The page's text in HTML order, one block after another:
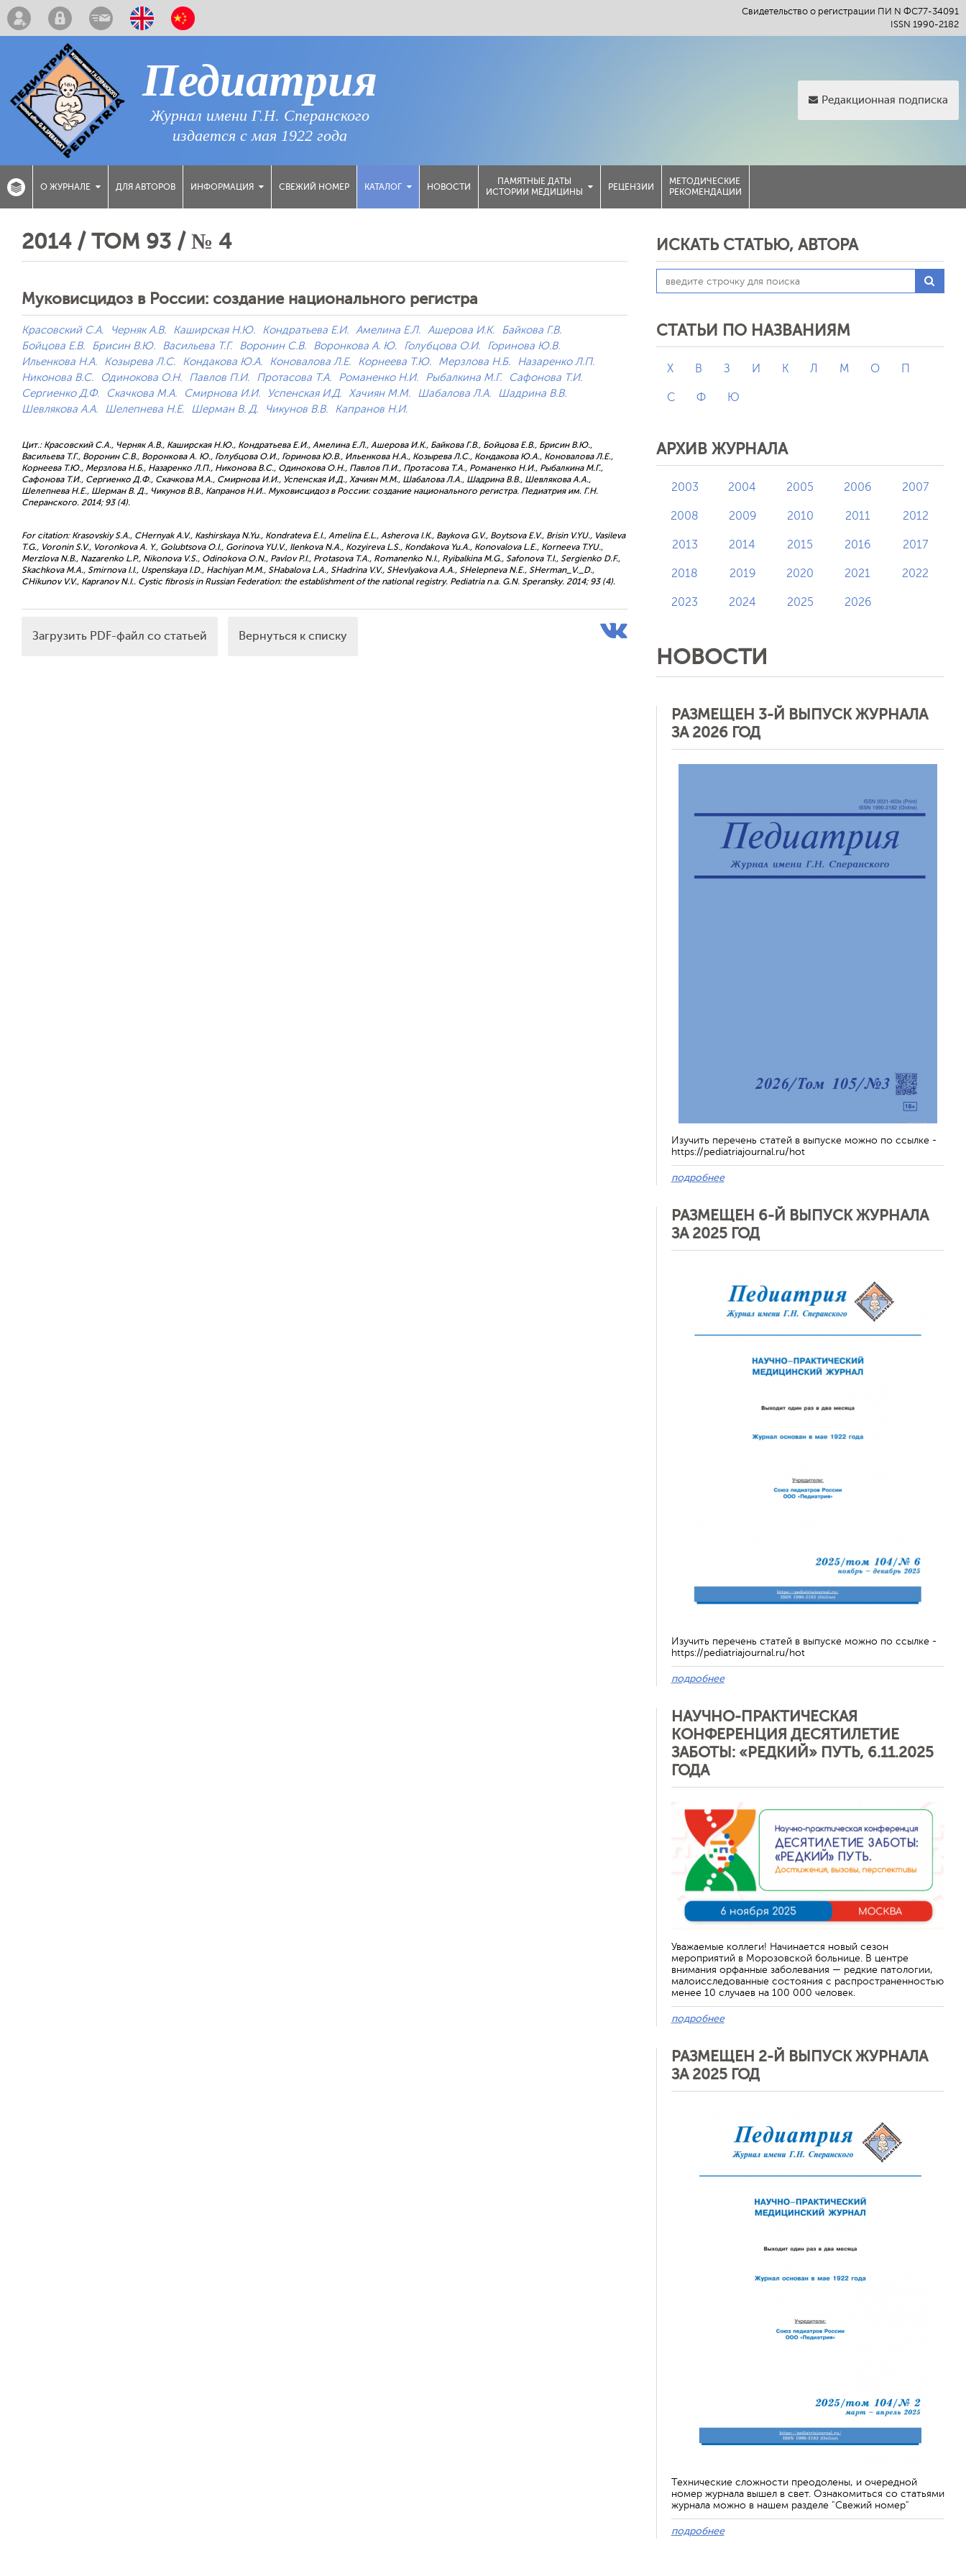
Свидетельство о регистрации ПИ N ФС77-34091
ISSN 1990-2182
Педиатрия
Журнал имени Г.Н. Сперанского
издается с мая 1922 года
Редакционная подписка
О ЖУРНАЛЕ ДЛЯ АВТОРОВ ИНФОРМАЦИЯ СВЕЖИЙ НОМЕР КАТАЛОГ НОВОСТИ
ПАМЯТНЫЕ ДАТЫ
ИСТОРИИ МЕДИЦИНЫ
РЕЦЕНЗИИ
МЕТОДИЧЕСКИЕ
РЕКОМЕНДАЦИИ
2014 / ТОМ 93 / № 4
Муковисцидоз в России: создание национального регистра
Красовский С.А. Черняк А.В. Каширская Н.Ю. Кондратьева Е.И. Амелина Е.Л. Ашерова И.К.
Байкова Г.В.
Бойцова Е.В.
Брисин В.Ю. Васильева Т.Г. Воронин С.В. Воронкова А. Ю. Голубцова О.И.
Горинова Ю.В.
Ильенкова Н.А.
Козырева Л.С. Кондакова Ю.А. Коновалова Л.Е. Корнеева Т.Ю. Мерзлова Н.Б.
Назаренко Л.П.
Никонова В.С.
Одинокова О.Н. Павлов П.И. Протасова Т.А. Романенко Н.И. Рыбалкина М.Г.
Сафонова Т.И.
Сергиенко Д.Ф.
Скачкова М.А. Смирнова И.И. Успенская И.Д. Хачиян М.M. Шабалова Л.А.
Шадрина В.В.
Шевлякова А.А.
Шелепнева Н.Е. Шерман В. Д. Чикунов В.В. Капранов Н.И.
Цит.: Красовский С.А., Черняк А.В., Каширская Н.Ю., Кондратьева Е.И., Амелина Е.Л., Ашерова И.К., Байкова Г.В., Бойцова Е.В., Брисин В.Ю.,
Васильева Т.Г., Воронин С.В., Воронкова А. Ю., Голубцова О.И., Горинова Ю.В., Ильенкова Н.А., Козырева Л.С., Кондакова Ю.А., Коновалова Л.Е.,
Корнеева Т.Ю., Мерзлова Н.Б., Назаренко Л.П., Никонова В.С., Одинокова О.Н., Павлов П.И., Протасова Т.А., Романенко Н.И., Рыбалкина М.Г.,
Сафонова Т.И., Сергиенко Д.Ф., Скачкова М.А., Смирнова И.И., Успенская И.Д., Хачиян М.M., Шабалова Л.А., Шадрина В.В., Шевлякова А.А.,
Шелепнева Н.Е., Шерман В. Д., Чикунов В.В., Капранов Н.И.. Муковисцидоз в России: создание национального регистра. Педиатрия им. Г.Н.
Сперанского. 2014; 93 (4).
For citation: Krasovskiy S.A., CHernyak A.V., Kashirskaya N.Yu., Kondrateva E.I., Amelina E.L., Asherova I.K., Baykova G.V., Boytsova E.V., Brisin V.YU., Vasileva
T.G., Voronin S.V., Voronkova A. Y., Golubtsova O.I., Gorinova YU.V., Ilenkova N.A., Kozyireva L.S., Kondakova Yu.А., Konovalova L.E., Korneeva T.YU.,
Merzlova N.B., Nazarenko L.P., Nikonova V.S., Odinokova O.N., Pavlov P.I., Protasova T.A., Romanenko N.I., Ryibalkina M.G., Safonova T.I., Sergienko D.F.,
Skachkova M.A., Smirnova I.I., Uspenskaya I.D., Hachiyan M.M., SHabalova L.A., SHadrina V.V., SHevlyakova A.A., SHelepneva N.E., SHerman_V._D.,
CHikunov V.V., Kapranov N.I.. Cystic fibrosis in Russian Federation: the establishment of the national registry. Pediatria n.a. G.N. Speransky. 2014; 93 (4).
Загрузить PDF-файл со статьей Вернуться к списку
ИСКАТЬ СТАТЬЮ, АВТОРА
СТАТЬИ ПО НАЗВАНИЯМ
X В З И К Л М О П
С Ф Ю
АРХИВ ЖУРНАЛА
2003 2004 2005 2006 2007
2008 2009 2010 2011 2012
2013 2014 2015 2016 2017
2018 2019 2020 2021 2022
2023 2024 2025 2026
НОВОСТИ
РАЗМЕЩЕН 3-Й ВЫПУСК ЖУРНАЛА
ЗА 2026 ГОД
Изучить перечень статей в выпуске можно по ссылке -
https://pediatriajournal.ru/hot
подробнее
РАЗМЕЩЕН 6-Й ВЫПУСК ЖУРНАЛА
ЗА 2025 ГОД
Изучить перечень статей в выпуске можно по ссылке -
https://pediatriajournal.ru/hot
подробнее
НАУЧНО-ПРАКТИЧЕСКАЯ
КОНФЕРЕНЦИЯ ДЕСЯТИЛЕТИЕ
ЗАБОТЫ: «РЕДКИЙ» ПУТЬ, 6.11.2025
ГОДА
Уважаемые коллеги! Начинается новый сезон
мероприятий в Морозовской больнице. В центре
внимания орфанные заболевания — редкие патологии,
малоисследованные состояния с распространенностью
менее 10 случаев на 100 000 человек.
подробнее
РАЗМЕЩЕН 2-Й ВЫПУСК ЖУРНАЛА
ЗА 2025 ГОД
Технические сложности преодолены, и очередной
номер журнала вышел в свет. Ознакомиться со статьями
журнала можно в нашем разделе "Свежий номер"
подробнее
Отменить